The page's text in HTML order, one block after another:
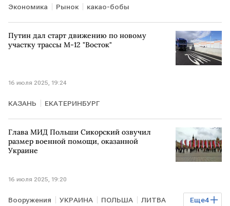
Экономика Рынок какао-бобы
Путин дал старт движению по новому
участку трассы М-12 "Восток"
16 июля 2025, 19:24
КАЗАНЬ ЕКАТЕРИНБУРГ
Глава МИД Польши Сикорский озвучил
размер военной помощи, оказанной
Украине
16 июля 2025, 19:20
Еще4
Вооружения УКРАИНА ПОЛЬША ЛИТВА